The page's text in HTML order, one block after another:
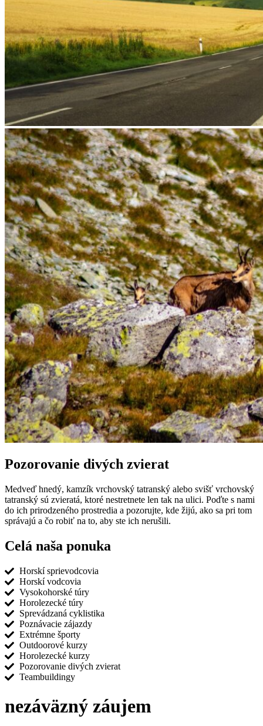
Pozorovanie divých zvierat
Medveď hnedý, kamzík vrchovský tatranský alebo svišť vrchovský
tatranský sú zvieratá, ktoré nestretnete len tak na ulici. Poďte s nami
do ich prirodzeného prostredia a pozorujte, kde žijú, ako sa pri tom
správajú a čo robiť na to, aby ste ich nerušili.
Celá naša ponuka
Horskí sprievodcovia
Horskí vodcovia
Vysokohorské túry
Horolezecké túry
Sprevádzaná cyklistika
Poznávacie zájazdy
Extrémne športy
Outdoorové kurzy
Horolezecké kurzy
Pozorovanie divých zvierat
Teambuildingy
nezáväzný záujem